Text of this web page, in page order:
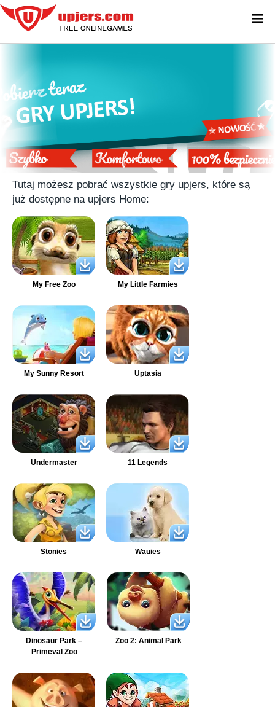
UPJERS HOME – POBIERANIE GIER ZA
DARMO NIGDY NIE BYŁO TAK PROSTE!
Tutaj możesz pobrać wszystkie gry upjers, które są
już dostępne na upjers Home:
My Free Zoo My Little Farmies
My Sunny Resort Uptasia
Undermaster 11 Legends
Stonies Wauies
Dinosaur Park –
Primeval Zoo
Zoo 2: Animal Park
≡